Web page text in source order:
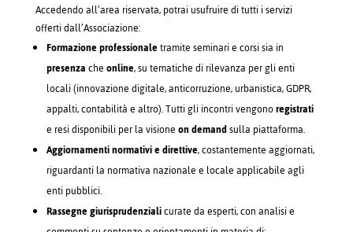
Accedendo all’area riservata, potrai usufruire di tutti i servizi
offerti dall’Associazione:
Formazione professionaletramite seminari e corsi sia in
presenzacheonline, su tematiche di rilevanza per gli enti
locali (innovazione digitale, anticorruzione, urbanistica, GDPR,
appalti, contabilità e altro). Tutti gli incontri vengonoregistrati
e resi disponibili per la visioneon demandsulla piattaforma.
Aggiornamenti normativi e direttive, costantemente aggiornati,
riguardanti la normativa nazionale e locale applicabile agli
enti pubblici.
Rassegne giurisprudenzialicurate da esperti, con analisi e